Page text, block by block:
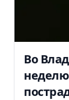
Во